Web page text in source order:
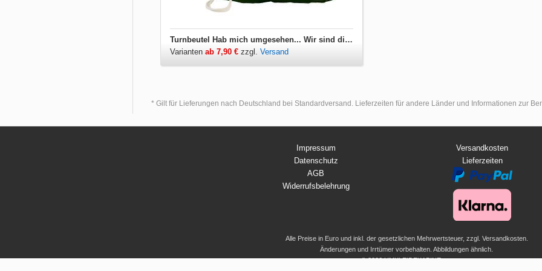
Turnbeutel Hab mich umgesehen... Wir sind die Geilsten hier
Varianten ab 7,90 € zzgl. Versand
* Gilt für Lieferungen nach Deutschland bei Standardversand. Lieferzeiten für andere Länder und Informationen zur
Impressum
Datenschutz
AGB
Widerrufsbelehrung
Versandkosten
Lieferzeiten
Alle Preise in Euro und inkl. der gesetzlichen Mehrwertsteuer, zzgl. Versandkosten.
Änderungen und Irrtümer vorbehalten. Abbildungen ähnlich.
© 2026 UMKLEIDEKABINE.net